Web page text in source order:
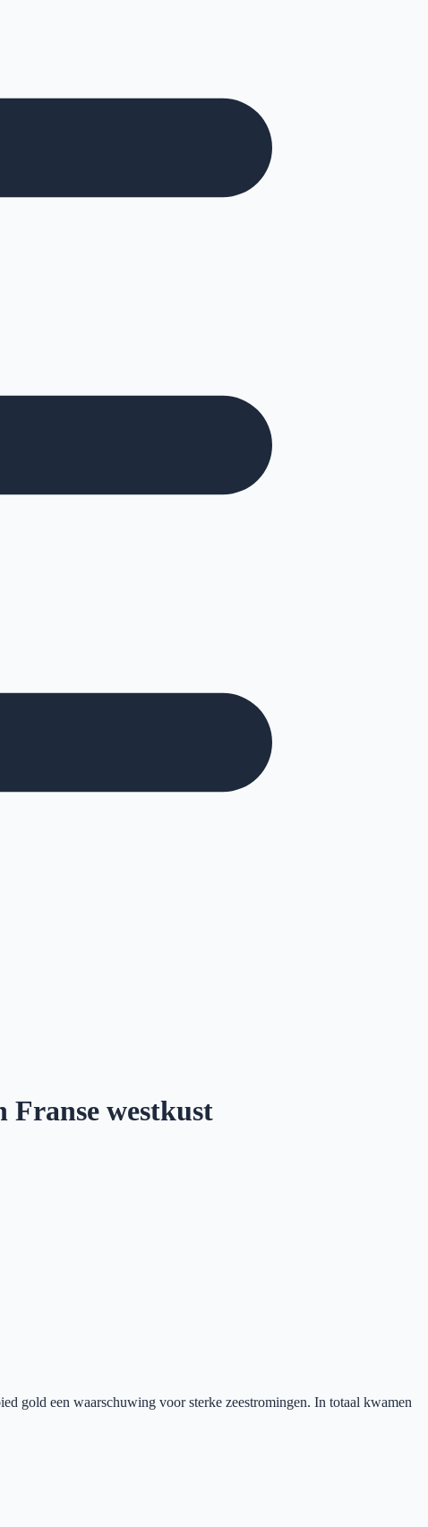
Franse westkust
gold een waarschuwing voor sterke zeestromingen. In totaal kwamen